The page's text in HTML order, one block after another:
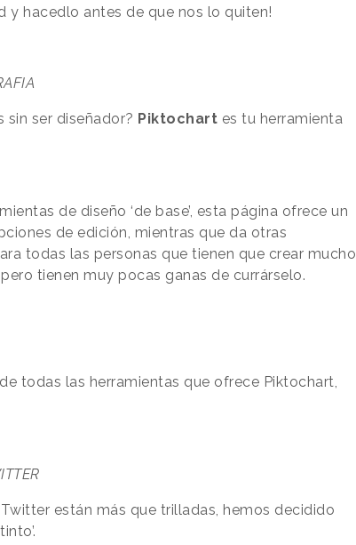
y hacedlo antes de que nos lo quiten!
sin ser diseñador? Piktochart es tu herramienta
de diseño ‘de base’, esta página ofrece un
de edición, mientras que da otras
todas las personas que tienen que crear mucho
tienen muy pocas ganas de currárselo.
todas las herramientas que ofrece Piktochart,
están más que trilladas, hemos decidido